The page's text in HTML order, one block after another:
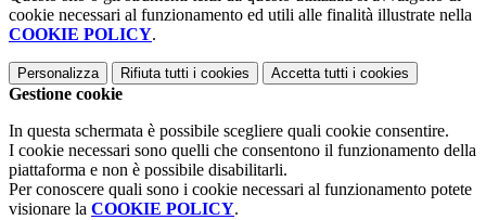
cookie necessari al funzionamento ed utili alle finalità illustrate nella
COOKIE POLICY.
Personalizza Rifiuta tutti i cookies Accetta tutti i cookies
Gestione cookie
In questa schermata è possibile scegliere quali cookie consentire.
I cookie necessari sono quelli che consentono il funzionamento della
piattaforma e non è possibile disabilitarli.
Per conoscere quali sono i cookie necessari al funzionamento potete
visionare la COOKIE POLICY.